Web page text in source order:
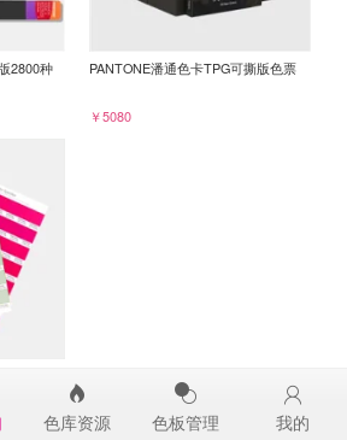
2800种
PANTONE潘通色卡TPG可撕版色票
￥5080
色库资源 色板管理 我的